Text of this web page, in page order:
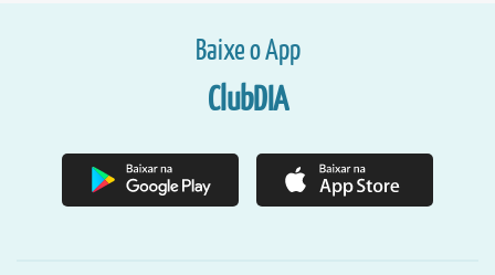
Baixe o App
ClubDIA